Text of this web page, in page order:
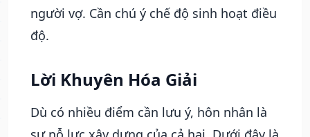
người vợ. Cần chú ý chế độ sinh hoạt điều
độ.
Lời Khuyên Hóa Giải
Dù có nhiều điểm cần lưu ý, hôn nhân là